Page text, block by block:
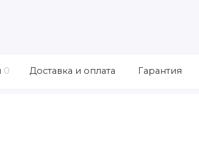
0 Доставка и оплата Гарантия